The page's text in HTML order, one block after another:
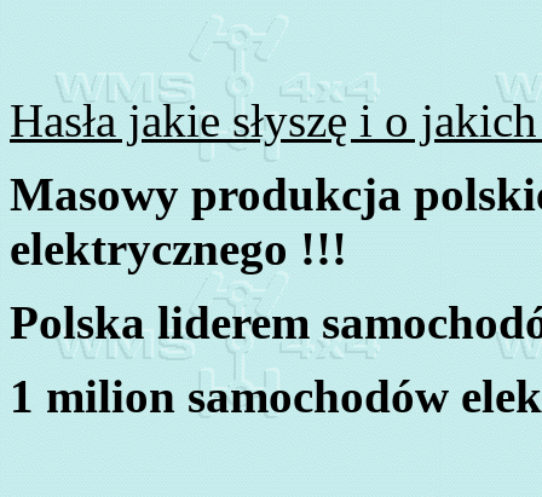
Hasła jakie słyszę i o
Masowy produkcja
elektrycznego !!!
Polska liderem
1 milion samochodów